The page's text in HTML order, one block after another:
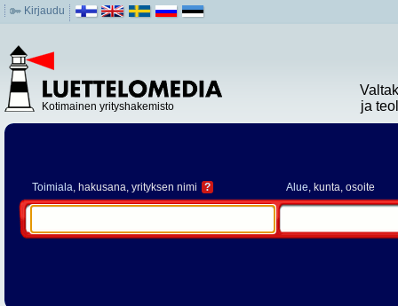
Kirjaudu
Kotimainen yrityshakemisto
ja
Toimiala, hakusana, yrityksen nimi ? Alue, kunta, osoite